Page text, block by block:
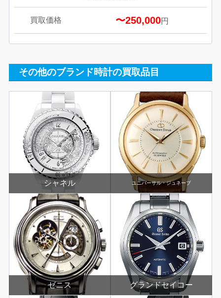
買取価格 〜250,000円
その他のブランド時計の買取品目
シャネル ユニバーサル・ジュネーブ
ゼニス グランドセイコー